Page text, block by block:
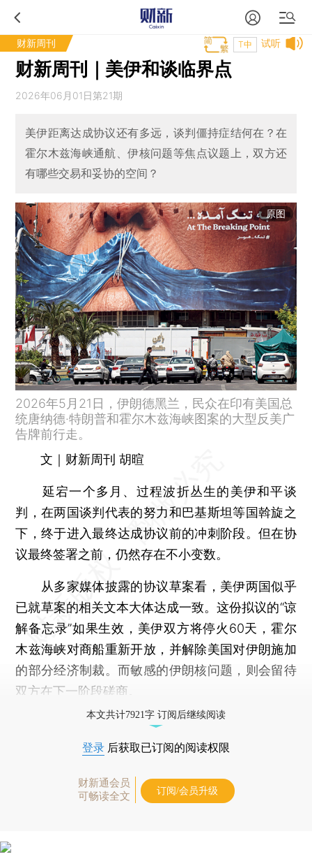
财新周刊 试听
T中
财新周刊｜美伊和谈临界点
2026年06月01日第21期
美伊距离达成协议还有多远，谈判僵持症结何在？在
霍尔木兹海峡通航、伊核问题等焦点议题上，双方还
有哪些交易和妥协的空间？
原图
2026年5月21日，伊朗德黑兰，民众在印有美国总
统唐纳德·特朗普和霍尔木兹海峡图案的大型反美广
告牌前行走。
文｜财新周刊 胡暄
延宕一个多月、过程波折丛生的美伊和平谈
判，在两国谈判代表的努力和巴基斯坦等国斡旋之
下，终于进入最终达成协议前的冲刺阶段。但在协
议最终签署之前，仍然存在不小变数。
从多家媒体披露的协议草案看，美伊两国似乎
已就草案的相关文本大体达成一致。这份拟议的“谅
解备忘录”如果生效，美伊双方将停火60天，霍尔
木兹海峡对商船重新开放，并解除美国对伊朗施加
的部分经济制裁。而敏感的伊朗核问题，则会留待
双方在下一阶段磋商。
本文共计7921字 订阅后继续阅读
登录 后获取已订阅的阅读权限
财新通会员
可畅读全文
订阅/会员升级